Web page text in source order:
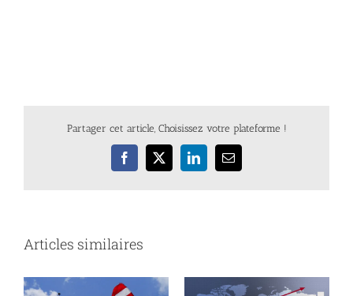
Partager cet article, Choisissez votre plateforme !
Facebook
X LinkedInEmail
Articles similaires